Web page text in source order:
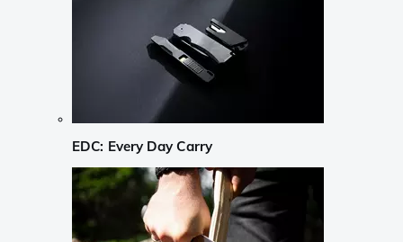
EDC: Every Day Carry